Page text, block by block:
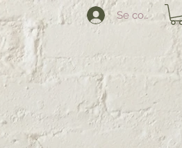
Se connecter